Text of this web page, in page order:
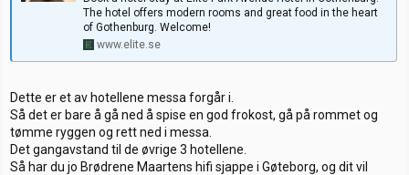
The hotel offers modern rooms and great food in the heart
of Gothenburg. Welcome!
www.elite.se
Dette er et av hotellene messa forgår i.
Så det er bare å gå ned å spise en god frokost, gå på rommet og
tømme ryggen og rett ned i messa.
Det gangavstand til de øvrige 3 hotellene.
Så har du jo Brødrene Maartens hifi sjappe i Gøteborg, og dit vil